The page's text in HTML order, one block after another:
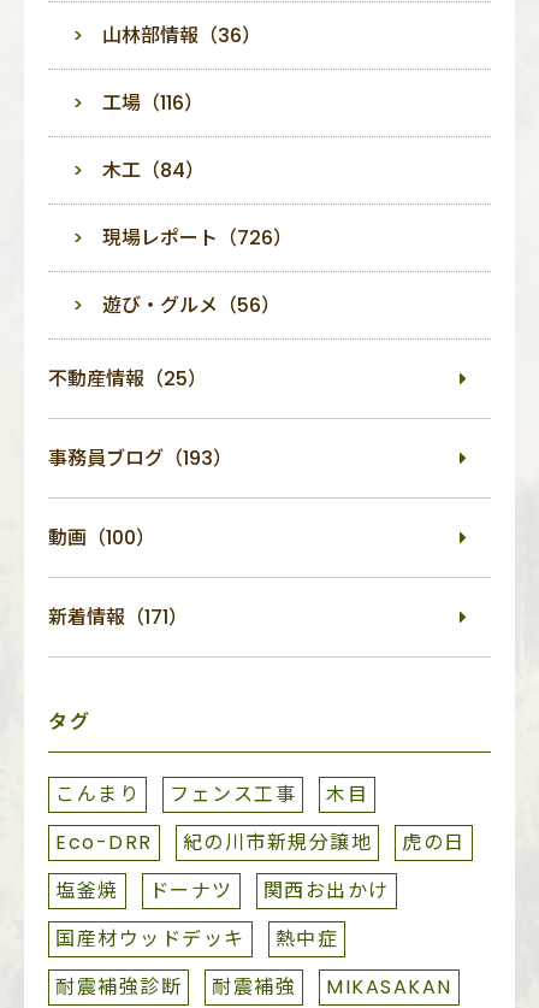
山林部情報（36）
工場（116）
木工（84）
現場レポート（726）
遊び・グルメ（56）
不動産情報（25）
事務員ブログ（193）
動画（100）
新着情報（171）
タグ
こんまり フェンス工事
木目
Eco-DRR
紀の川市新規分譲地
虎の日
塩釜焼
ドーナツ
関西お出かけ
国産材ウッドデッキ
熱中症
耐震補強診断
耐震補強
MIKASAKAN